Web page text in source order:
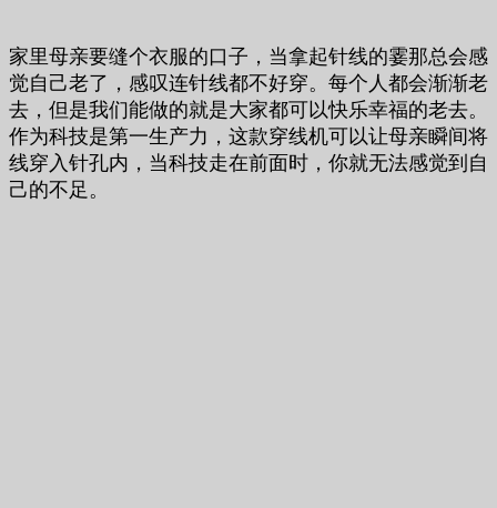
家里母亲要缝个衣服的口子，当拿起针线的霎那总会感
觉自己老了，感叹连针线都不好穿。每个人都会渐渐老
去，但是我们能做的就是大家都可以快乐幸福的老去。
作为科技是第一生产力，这款穿线机可以让母亲瞬间将
线穿入针孔内，当科技走在前面时，你就无法感觉到自
己的不足。